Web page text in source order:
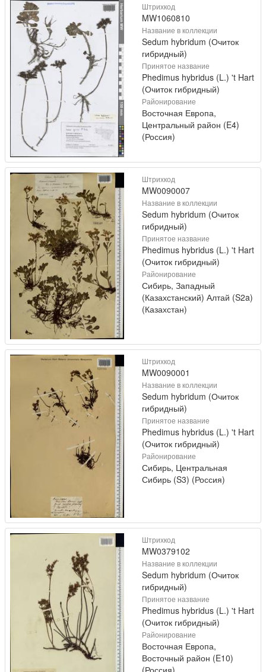
Штрихкод
MW1060810
Название в коллекции
Sedum hybridum (Очиток
гибридный)
Принятое название
Phedimus hybridus (L.) 't Hart
(Очиток гибридный)
Районирование
Восточная Европа,
Центральный район (E4)
(Россия)
Штрихкод
MW0090007
Название в коллекции
Sedum hybridum (Очиток
гибридный)
Принятое название
Phedimus hybridus (L.) 't Hart
(Очиток гибридный)
Районирование
Сибирь, Западный
(Казахстанский) Алтай (S2a)
(Казахстан)
Штрихкод
MW0090001
Название в коллекции
Sedum hybridum (Очиток
гибридный)
Принятое название
Phedimus hybridus (L.) 't Hart
(Очиток гибридный)
Районирование
Сибирь, Центральная
Сибирь (S3) (Россия)
Штрихкод
MW0379102
Название в коллекции
Sedum hybridum (Очиток
гибридный)
Принятое название
Phedimus hybridus (L.) 't Hart
(Очиток гибридный)
Районирование
Восточная Европа,
Восточный район (E10)
(Россия)